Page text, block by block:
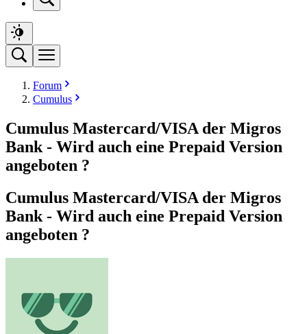
Forum
Cumulus
Cumulus Mastercard/VISA der Migros
Bank - Wird auch eine Prepaid Version
angeboten ?
Cumulus Mastercard/VISA der Migros
Bank - Wird auch eine Prepaid Version
angeboten ?